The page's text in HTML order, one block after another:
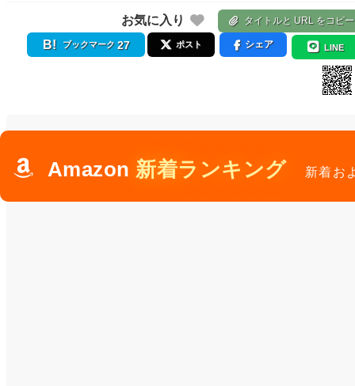
お気に入り タイトルと URL をコピー
ブックマーク 27 ポスト シェア LINE
Amazon 新着ランキング 新着お